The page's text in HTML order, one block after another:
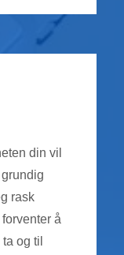
din vil
rask
å
og til